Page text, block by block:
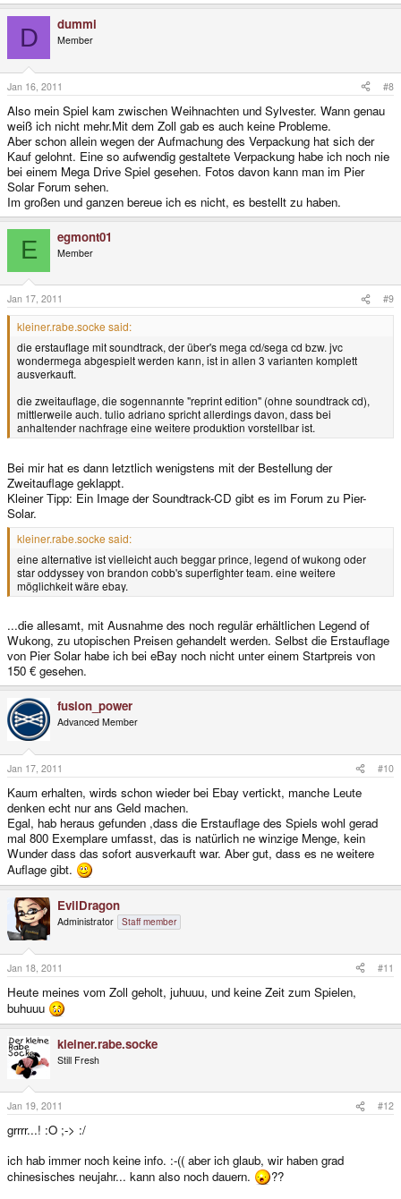
D dummi
Member
Jan 16, 2011 #8
Also mein Spiel kam zwischen Weihnachten und Sylvester. Wann genau
weiß ich nicht mehr.Mit dem Zoll gab es auch keine Probleme.
Aber schon allein wegen der Aufmachung des Verpackung hat sich der
Kauf gelohnt. Eine so aufwendig gestaltete Verpackung habe ich noch nie
bei einem Mega Drive Spiel gesehen. Fotos davon kann man im Pier
Solar Forum sehen.
Im großen und ganzen bereue ich es nicht, es bestellt zu haben.
E egmont01
Member
Jan 17, 2011 #9
kleiner.rabe.socke said:
die erstauflage mit soundtrack, der über's mega cd/sega cd bzw. jvc
wondermega abgespielt werden kann, ist in allen 3 varianten komplett
ausverkauft.
die zweitauflage, die sogennannte "reprint edition" (ohne soundtrack cd),
mittlerweile auch. tulio adriano spricht allerdings davon, dass bei
anhaltender nachfrage eine weitere produktion vorstellbar ist.
Bei mir hat es dann letztlich wenigstens mit der Bestellung der
Zweitauflage geklappt.
Kleiner Tipp: Ein Image der Soundtrack-CD gibt es im Forum zu Pier-
Solar.
kleiner.rabe.socke said:
eine alternative ist vielleicht auch beggar prince, legend of wukong oder
star oddyssey von brandon cobb's superfighter team. eine weitere
möglichkeit wäre ebay.
...die allesamt, mit Ausnahme des noch regulär erhältlichen Legend of
Wukong, zu utopischen Preisen gehandelt werden. Selbst die Erstauflage
von Pier Solar habe ich bei eBay noch nicht unter einem Startpreis von
150 € gesehen.
fusion_power
Advanced Member
Jan 17, 2011 #10
Kaum erhalten, wirds schon wieder bei Ebay vertickt, manche Leute
denken echt nur ans Geld machen.
Egal, hab heraus gefunden ,dass die Erstauflage des Spiels wohl gerad
mal 800 Exemplare umfasst, das is natürlich ne winzige Menge, kein
Wunder dass das sofort ausverkauft war. Aber gut, dass es ne weitere
Auflage gibt.
EvilDragon
Administrator Staff member
Jan 18, 2011 #11
Heute meines vom Zoll geholt, juhuuu, und keine Zeit zum Spielen,
buhuuu
kleiner.rabe.socke
Still Fresh
Jan 19, 2011 #12
grrrr...! :O ;-> :/
ich hab immer noch keine info. :-(( aber ich glaub, wir haben grad
chinesisches neujahr... kann also noch dauern.
??